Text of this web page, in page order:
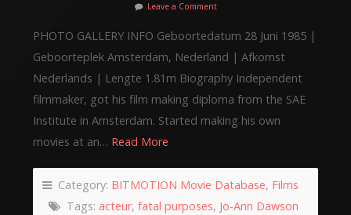
Leave a Comment
PHOTO GALLERY INFO Geboortedatum 28 Juni 1985 |
Geboorteplek Amsterdam, Nederland | Afkomst
Nederlands | Lengte 1.81m Biography Independent
filmmaker, got his film making diploma from the SAE
Institute in Amsterdam. Started making his own
movies at an… Read More
Category: BITMOTION Movie Database, Films
Tags: acteur, fatal purposes, Jo-Ann Dawson